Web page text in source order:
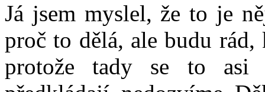
Já jsem myslel, že to je
proč to dělá, ale budu
protože tady se to asi